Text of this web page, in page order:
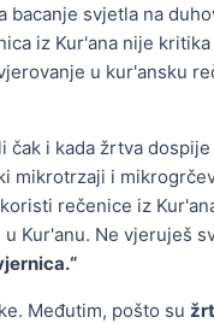
bacanje svjetla na
iz Kur'ana nije kritika
u kur'ansku
i kada žrtva
mikrotrzaji i
rečenice iz
Kur'anu. Ne vjeruješ
Međutim, pošto su